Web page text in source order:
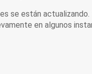
se están
en algunos